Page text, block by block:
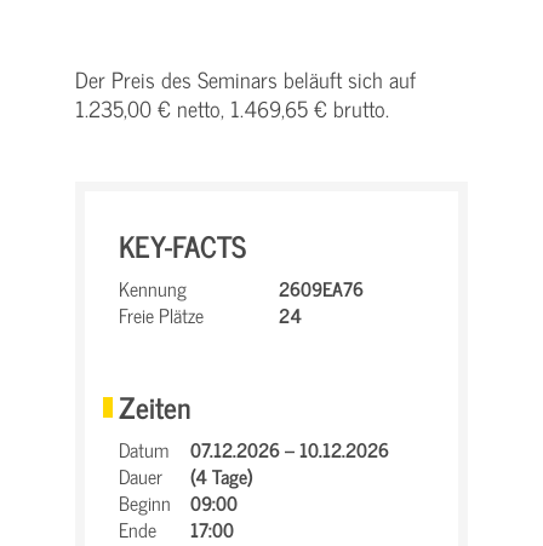
Der Preis des Seminars beläuft sich auf
1.235,00 € netto, 1.469,65 € brutto.
KEY-FACTS
Kennung
2609EA76
Freie Plätze
24
Zeiten
Datum
07.12.2026 – 10.12.2026
Dauer
(4 Tage)
Beginn
09:00
Ende
17:00